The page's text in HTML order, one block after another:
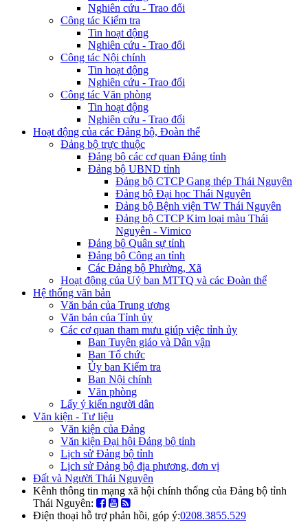
Nghiên cứu - Trao đổi
Công tác Kiểm tra
Tin hoạt động
Nghiên cứu - Trao đổi
Công tác Nội chính
Tin hoạt động
Nghiên cứu - Trao đổi
Công tác Văn phòng
Tin hoạt động
Nghiên cứu - Trao đổi
Hoạt động của các Đảng bộ, Đoàn thể
Đảng bộ trực thuộc
Đảng bộ các cơ quan Đảng tỉnh
Đảng bộ UBND tỉnh
Đảng bộ CTCP Gang thép Thái Nguyên
Đảng bộ Đại học Thái Nguyên
Đảng bộ Bệnh viện TW Thái Nguyên
Đảng bộ CTCP Kim loại màu Thái
Nguyên - Vimico
Đảng bộ Quân sự tỉnh
Đảng bộ Công an tỉnh
Các Đảng bộ Phường, Xã
Hoạt động của Uỷ ban MTTQ và các Đoàn thể
Hệ thống văn bản
Văn bản của Trung ương
Văn bản của Tỉnh ủy
Các cơ quan tham mưu giúp việc tỉnh ủy
Ban Tuyên giáo và Dân vận
Ban Tổ chức
Ủy ban Kiểm tra
Ban Nội chính
Văn phòng
Lấy ý kiến người dân
Văn kiện - Tư liệu
Văn kiện của Đảng
Văn kiện Đại hội Đảng bộ tỉnh
Lịch sử Đảng bộ tỉnh
Lịch sử Đảng bộ địa phương, đơn vị
Đất và Người Thái Nguyên
Kênh thông tin mạng xã hội chính thống của Đảng bộ tỉnh
Thái Nguyên:
Điện thoại hỗ trợ phản hồi, góp ý:0208.3855.529